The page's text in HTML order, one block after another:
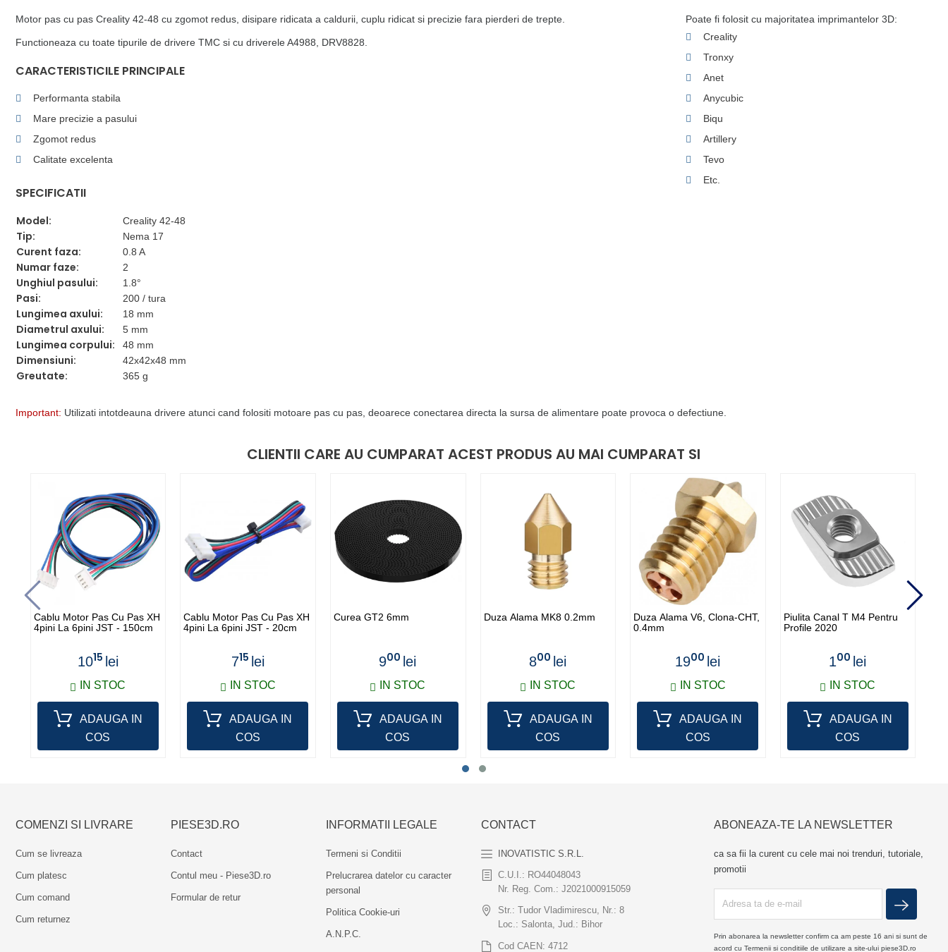
Motor pas cu pas Creality 42-48 cu zgomot redus, disipare ridicata a caldurii, cuplu ridicat si precizie fara pierderi de trepte.
Functioneaza cu toate tipurile de drivere TMC si cu driverele A4988, DRV8828.
CARACTERISTICILE PRINCIPALE
Performanta stabila
Mare precizie a pasului
Zgomot redus
Calitate excelenta
SPECIFICATII
Model: Creality 42-48
Tip: Nema 17
Curent faza: 0.8 A
Numar faze: 2
Unghiul pasului: 1.8°
Pasi: 200 / tura
Lungimea axului: 18 mm
Diametrul axului: 5 mm
Lungimea corpului: 48 mm
Dimensiuni: 42x42x48 mm
Greutate: 365 g
Poate fi folosit cu majoritatea imprimantelor 3D:
Creality
Tronxy
Anet
Anycubic
Biqu
Artillery
Tevo
Etc.
Important: Utilizati intotdeauna drivere atunci cand folositi motoare pas cu pas, deoarece conectarea directa la sursa de alimentare poate provoca o defectiune.
CLIENTII CARE AU CUMPARAT ACEST PRODUS AU MAI CUMPARAT SI
Cablu Motor Pas Cu Pas XH
4pini La 6pini JST - 150cm
1015 lei
IN STOC
COS
Cablu Motor Pas Cu Pas XH
4pini La 6pini JST - 20cm
715 lei
IN STOC
ADAUGA IN
COS
Curea GT2 6mm
900 lei
IN STOC
COS
Duza Alama MK8 0.2mm
800 lei
IN STOC
COS
Duza Alama V6, Clona-CHT,
0.4mm
1900 lei
IN STOC
ADAUGA IN
COS
Piulita Canal T M4 Pentru
Profile 2020
100 lei
IN STOC
COS
COMENZI SI LIVRARE
Cum se livreaza
Cum platesc
Cum comand
Cum returnez
PIESE3D.RO
Contact
Contul meu - Piese3D.ro
Formular de retur
INFORMATII LEGALE
Termeni si Conditii
Prelucrarea datelor cu caracter
personal
Politica Cookie-uri
A.N.P.C.
CONTACT
INOVATISTIC S.R.L.
C.U.I.: RO44048043
Nr. Reg. Com.: J2021000915059
Str.: Tudor Vladimirescu, Nr.: 8
Loc.: Salonta, Jud.: Bihor
Cod CAEN: 4712
ABONEAZA-TE LA NEWSLETTER
ca sa fii la curent cu cele mai noi trenduri, tutoriale,
promotii
Prin abonarea la newsletter confirm ca am peste 16 ani si sunt de
acord cu Termenii si conditiile de utilizare a site-ului piese3D.ro